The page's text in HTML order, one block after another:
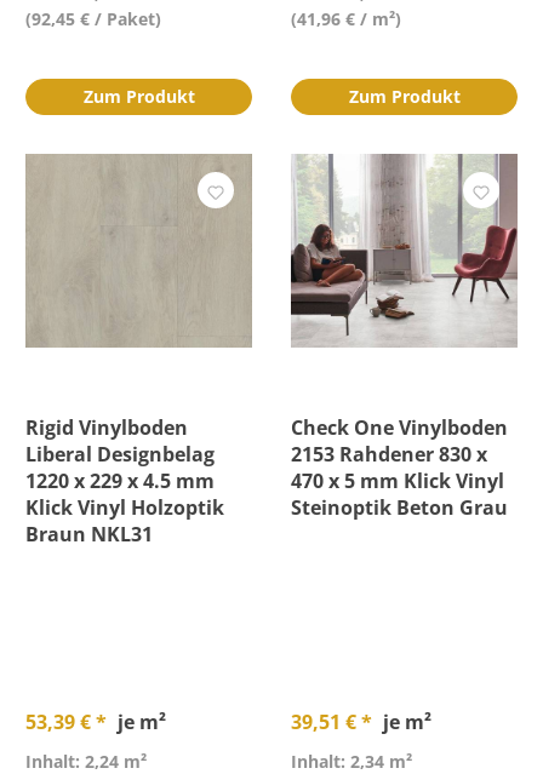
(92,45 € / Paket)
Zum Produkt
(41,96 € / m²)
Zum Produkt
Rigid Vinylboden
Liberal Designbelag
1220 x 229 x 4.5 mm
Klick Vinyl Holzoptik
Braun NKL31
53,39 € * je m²
Inhalt: 2,24 m²
Check One Vinylboden
2153 Rahdener 830 x
470 x 5 mm Klick Vinyl
Steinoptik Beton Grau
39,51 € * je m²
Inhalt: 2,34 m²